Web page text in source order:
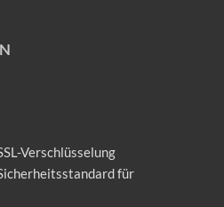
Verschlüsselung
für